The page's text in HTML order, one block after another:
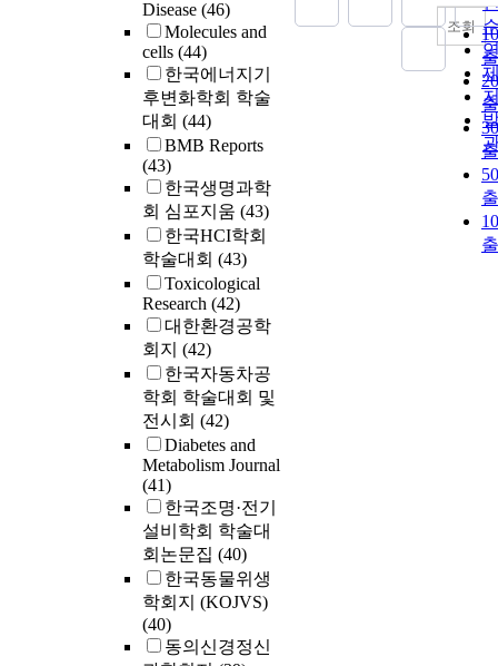
Disease (46)
Molecules and
cells (44)
한국에너지기
후변화학회 학술
대회 (44)
BMB Reports
(43)
한국생명과학
회 심포지움 (43)
한국HCI학회
학술대회 (43)
Toxicological
Research (42)
대한환경공학
회지 (42)
한국자동차공
학회 학술대회 및
전시회 (42)
Diabetes and
Metabolism Journal
(41)
한국조명·전기
설비학회 학술대
회논문집 (40)
한국동물위생
학회지 (KOJVS)
(40)
동의신경정신
조회